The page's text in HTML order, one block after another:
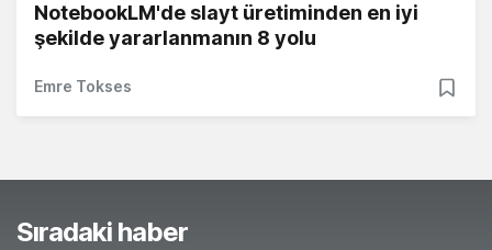
NotebookLM'de slayt üretiminden en iyi
şekilde yararlanmanın 8 yolu
Emre Tokses
Sıradaki haber